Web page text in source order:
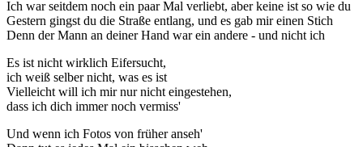
Ich war seitdem noch ein paar Mal verliebt, aber keine ist so wie du
Gestern gingst du die Straße entlang, und es gab mir einen Stich
Denn der Mann an deiner Hand war ein andere - und nicht ich
Es ist nicht wirklich Eifersucht,
ich weiß selber nicht, was es ist
Vielleicht will ich mir nur nicht eingestehen,
dass ich dich immer noch vermiss'
Und wenn ich Fotos von früher anseh'